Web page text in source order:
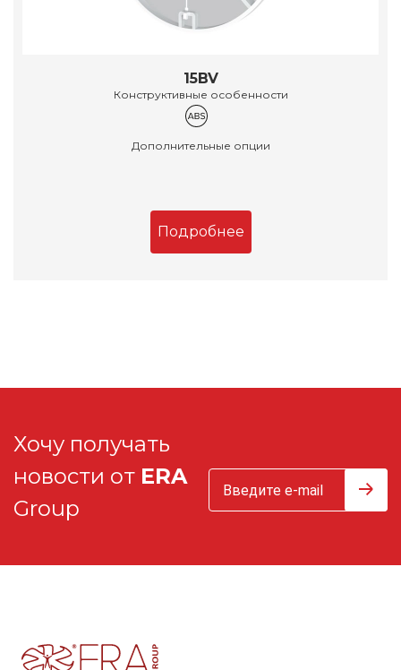
15BV
Конструктивные особенности
Дополнительные опции
Подробнее
Хочу получать
новости от ERA
Group